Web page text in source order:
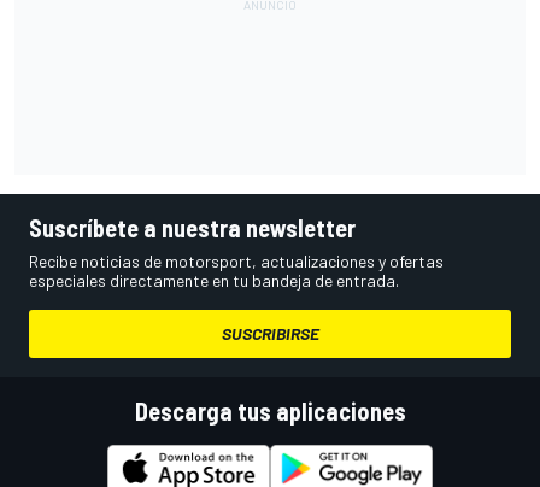
Suscríbete a nuestra newsletter
Recibe noticias de motorsport, actualizaciones y ofertas
especiales directamente en tu bandeja de entrada.
SUSCRIBIRSE
Descarga tus aplicaciones